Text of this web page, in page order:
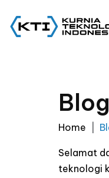
Blog
Home
Selamat
teknologi